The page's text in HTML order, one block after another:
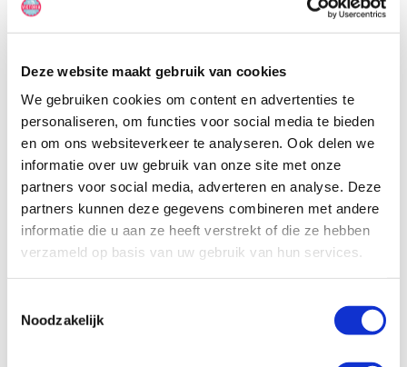
Deze website maakt gebruik van cookies
We gebruiken cookies om content en advertenties te
personaliseren, om functies voor social media te bieden
en om ons websiteverkeer te analyseren. Ook delen we
informatie over uw gebruik van onze site met onze
partners voor social media, adverteren en analyse. Deze
partners kunnen deze gegevens combineren met andere
informatie die u aan ze heeft verstrekt of die ze hebben
verzameld op basis van uw gebruik van hun services.
Noodzakelijk
bovengenoemde campers. Pas na aankomst bij het
gesproken.